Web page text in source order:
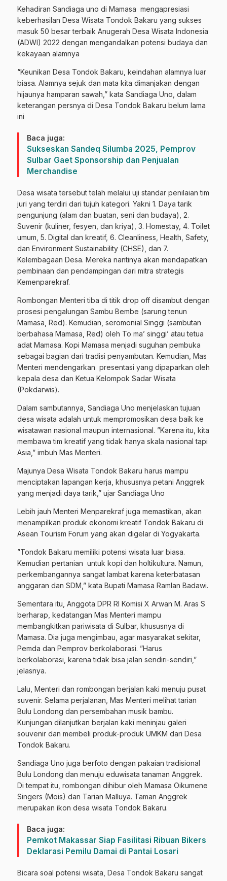
Kehadiran Sandiaga uno di Mamasa mengapresiasi
keberhasilan Desa Wisata Tondok Bakaru yang sukses
masuk 50 besar terbaik Anugerah Desa Wisata Indonesia
(ADWI) 2022 dengan mengandalkan potensi budaya dan
kekayaan alamnya
“Keunikan Desa Tondok Bakaru, keindahan alamnya luar
biasa. Alamnya sejuk dan mata kita dimanjakan dengan
hijaunya hamparan sawah,” kata Sandiaga Uno, dalam
keterangan persnya di Desa Tondok Bakaru belum lama
ini
Baca juga:
Sukseskan Sandeq Silumba 2025, Pemprov
Sulbar Gaet Sponsorship dan Penjualan
Merchandise
Desa wisata tersebut telah melalui uji standar penilaian tim
juri yang terdiri dari tujuh kategori. Yakni 1. Daya tarik
pengunjung (alam dan buatan, seni dan budaya), 2.
Suvenir (kuliner, fesyen, dan kriya), 3. Homestay, 4. Toilet
umum, 5. Digital dan kreatif, 6. Cleanliness, Health, Safety,
dan Environment Sustainability (CHSE), dan 7.
Kelembagaan Desa. Mereka nantinya akan mendapatkan
pembinaan dan pendampingan dari mitra strategis
Kemenparekraf.
Rombongan Menteri tiba di titik drop off disambut dengan
prosesi pengalungan Sambu Bembe (sarung tenun
Mamasa, Red). Kemudian, seromonial Singgi (sambutan
berbahasa Mamasa, Red) oleh To ma’ singgi’ atau tetua
adat Mamasa. Kopi Mamasa menjadi suguhan pembuka
sebagai bagian dari tradisi penyambutan. Kemudian, Mas
Menteri mendengarkan presentasi yang dipaparkan oleh
kepala desa dan Ketua Kelompok Sadar Wisata
(Pokdarwis).
Dalam sambutannya, Sandiaga Uno menjelaskan tujuan
desa wisata adalah untuk mempromosikan desa baik ke
wisatawan nasional maupun internasional. ”Karena itu, kita
membawa tim kreatif yang tidak hanya skala nasional tapi
Asia,” imbuh Mas Menteri.
Majunya Desa Wisata Tondok Bakaru harus mampu
menciptakan lapangan kerja, khususnya petani Anggrek
yang menjadi daya tarik,” ujar Sandiaga Uno
Lebih jauh Menteri Menparekraf juga memastikan, akan
menampilkan produk ekonomi kreatif Tondok Bakaru di
Asean Tourism Forum yang akan digelar di Yogyakarta.
”Tondok Bakaru memiliki potensi wisata luar biasa.
Kemudian pertanian untuk kopi dan holtikultura. Namun,
perkembangannya sangat lambat karena keterbatasan
anggaran dan SDM,” kata Bupati Mamasa Ramlan Badawi.
Sementara itu, Anggota DPR RI Komisi X Arwan M. Aras S
berharap, kedatangan Mas Menteri mampu
membangkitkan pariwisata di Sulbar, khususnya di
Mamasa. Dia juga mengimbau, agar masyarakat sekitar,
Pemda dan Pemprov berkolaborasi. ”Harus
berkolaborasi, karena tidak bisa jalan sendiri-sendiri,”
jelasnya.
Lalu, Menteri dan rombongan berjalan kaki menuju pusat
suvenir. Selama perjalanan, Mas Menteri melihat tarian
Bulu Londong dan persembahan musik bambu.
Kunjungan dilanjutkan berjalan kaki meninjau galeri
souvenir dan membeli produk-produk UMKM dari Desa
Tondok Bakaru.
Sandiaga Uno juga berfoto dengan pakaian tradisional
Bulu Londong dan menuju eduwisata tanaman Anggrek.
Di tempat itu, rombongan dihibur oleh Mamasa Oikumene
Singers (Mois) dan Tarian Malluya. Taman Anggrek
merupakan ikon desa wisata Tondok Bakaru.
Baca juga:
Pemkot Makassar Siap Fasilitasi Ribuan Bikers
Deklarasi Pemilu Damai di Pantai Losari
Bicara soal potensi wisata, Desa Tondok Bakaru sangat